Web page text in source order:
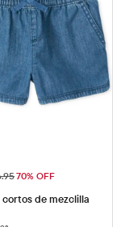
venta: $5.08
original: $16.95
70% OFF
cortos de mezclilla